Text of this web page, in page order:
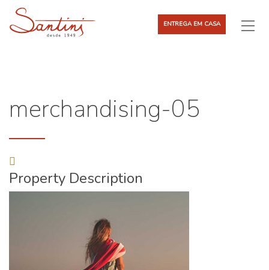
ENTREGA EM CASA
merchandising-05
Property Description